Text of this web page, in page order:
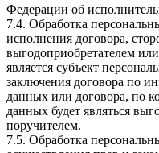
Федерации об
7.4. Обработка
исполнения договора,
выгодоприобретателем
является субъект
заключения договора по
данных или договора, по
данных будет являться
поручителем.
7.5. Обработка